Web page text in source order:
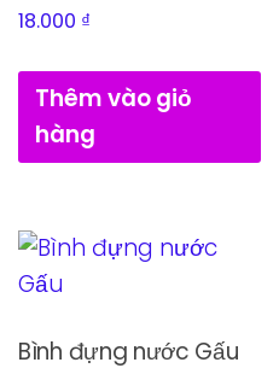
18.000 ₫
Thêm vào giỏ
hàng
Bình đựng nước Gấu